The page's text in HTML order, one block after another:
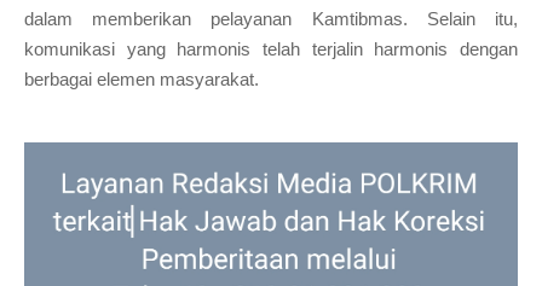
dalam memberikan pelayanan Kamtibmas. Selain itu,
komunikasi yang harmonis telah terjalin harmonis dengan
berbagai elemen masyarakat.